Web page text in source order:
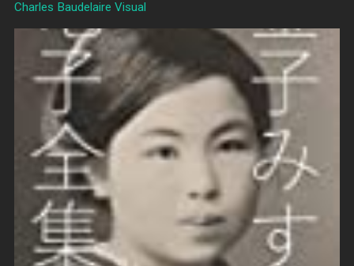
Charles Baudelaire Visual